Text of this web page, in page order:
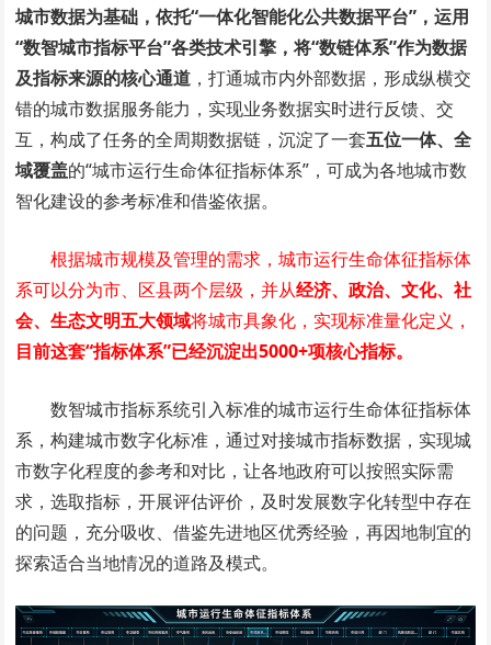
城市数据为基础，依托“一体化智能化公共数据平台”，运用
“数智城市指标平台”各类技术引擎，将“数链体系”作为数据
及指标来源的核心通道 ，打通城市内外部数据，形成纵横交
错的城市数据服务能力，实现业务数据实时进行反馈、交
互，构成了任务的全周期数据链，沉淀了一套五位一体、全
域覆盖的“城市运行生命体征指标体系”，可成为各地城市数
智化建设的参考标准和借鉴依据。
根据城市规模及管理的需求，城市运行生命体征指标体
系可以分为市、区县两个层级，并从经济、政治、文化、社
会、生态文明五大领域将城市具象化，实现标准量化定义，
目前这套“指标体系”已经沉淀出5000+项核心指标。
数智城市指标系统引入标准的城市运行生命体征指标体
系，构建城市数字化标准，通过对接城市指标数据，实现城
市数字化程度的参考和对比，让各地政府可以按照实际需
求，选取指标，开展评估评价，及时发展数字化转型中存在
的问题，充分吸收、借鉴先进地区优秀经验，再因地制宜的
探索适合当地情况的道路及模式。